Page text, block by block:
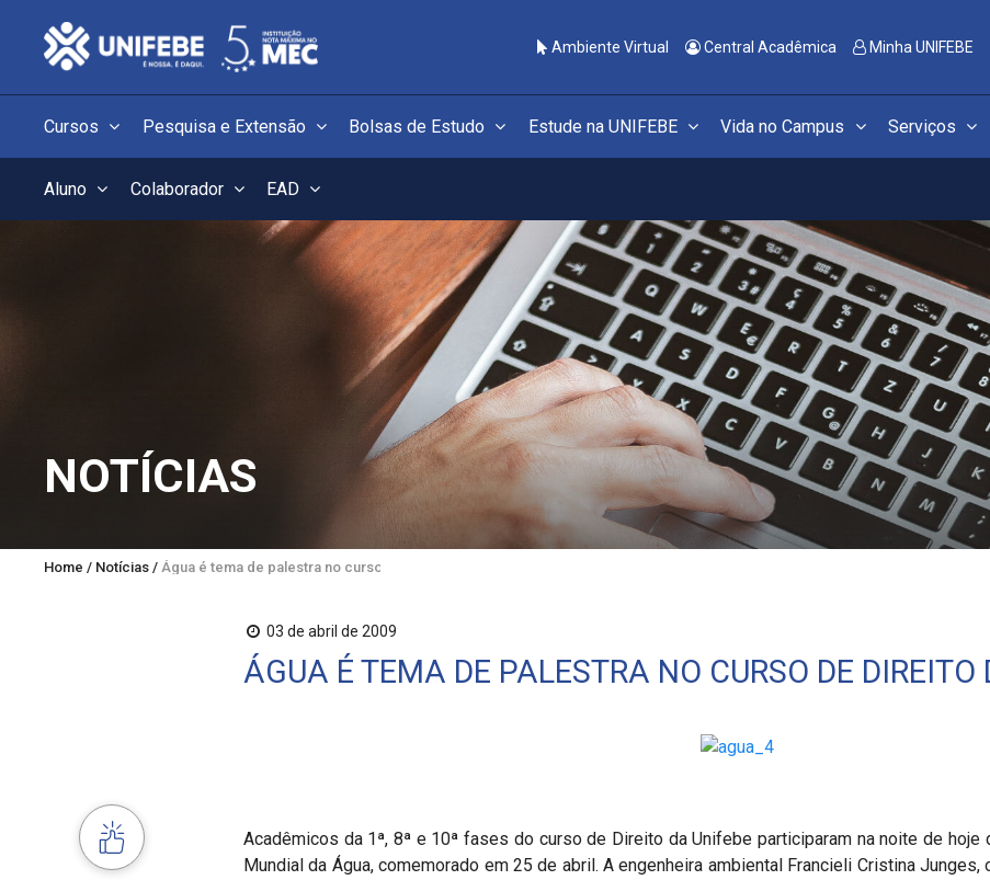
Ambiente Virtual Central Acadêmica Minha UNIFEBE
Cursos Pesquisa e Extensão Bolsas de Estudo Estude na UNIFEBE Vida no Campus Serviços
Aluno Colaborador EAD
NOTÍCIAS
Home / Notícias / Água é tema de palestra no curso de Direito da Unifebe
03 de abril de 2009
ÁGUA É TEMA DE PALESTRA NO CURSO DE DIREITO
Acadêmicos da 1ª, 8ª e 10ª fases do curso de Direito da Unifebe participaram na noite de hoje
Mundial da Água, comemorado em 25 de abril. A engenheira ambiental Francieli Cristina